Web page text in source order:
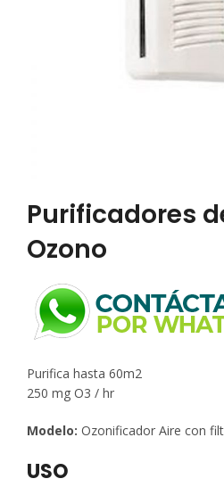
Purificadores
Ozono
Purifica hasta 60m2
250 mg O3 / hr
Modelo: Ozonificador Aire con
USO